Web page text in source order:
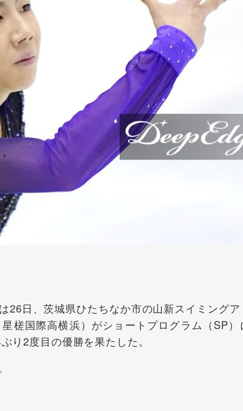
日、茨城県ひたちなか市の山新スイミングア
槎国際高横浜）がショートプログラム（SP）
り2度目の優勝を果たした。